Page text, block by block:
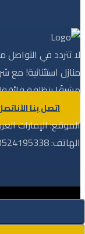
لا تتردد في
منازل استثنائية!
مشرقًا بنظافة فائقة!
اتصل بنا الآن
الموقع: الإمارات
الهاتف: 0524195338